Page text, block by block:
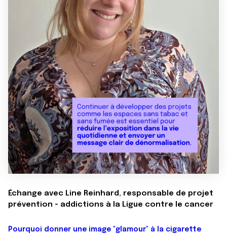
Échange avec Line Reinhard, responsable de projet
prévention - addictions à la Ligue contre le cancer
Pourquoi donner une image "glamour" à la cigarette